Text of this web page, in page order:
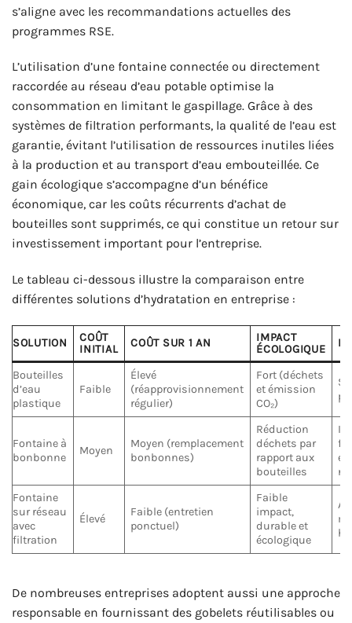
s’aligne avec les recommandations actuelles des
programmes RSE.
L’utilisation d’une fontaine connectée ou directement
raccordée au réseau d’eau potable optimise la
consommation en limitant le gaspillage. Grâce à des
systèmes de filtration performants, la qualité de l’eau est
garantie, évitant l’utilisation de ressources inutiles liées
à la production et au transport d’eau embouteillée. Ce
gain écologique s’accompagne d’un bénéfice
économique, car les coûts récurrents d’achat de
bouteilles sont supprimés, ce qui constitue un retour sur
investissement important pour l’entreprise.
Le tableau ci-dessous illustre la comparaison entre
différentes solutions d’hydratation en entreprise :
SOLUTION
COÛT
INITIAL
COÛT SUR 1 AN
IMPACT
ÉCOLOGIQUE
Bouteilles
d’eau
plastique
Faible
Élevé
(réapprovisionnement
régulier)
Fort (déchets
et émission
CO₂)
Fontaine à
bonbonne
Moyen
Moyen (remplacement
bonbonnes)
Réduction
déchets par
rapport aux
bouteilles
Fontaine
sur réseau
avec
filtration
Élevé
Faible (entretien
ponctuel)
Faible
impact,
durable et
écologique
De nombreuses entreprises adoptent aussi une approche
responsable en fournissant des gobelets réutilisables ou